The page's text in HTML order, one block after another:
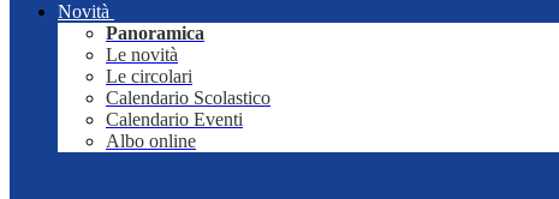
Novità
Panoramica
Le novità
Le circolari
Calendario Scolastico
Calendario Eventi
Albo online